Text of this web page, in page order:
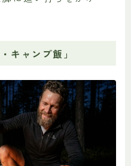
キャンプ飯」